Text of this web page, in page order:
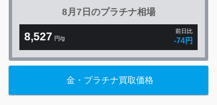
8月7日のプラチナ相場
8,527 円/g
前日比
-74円
金・プラチナ買取価格